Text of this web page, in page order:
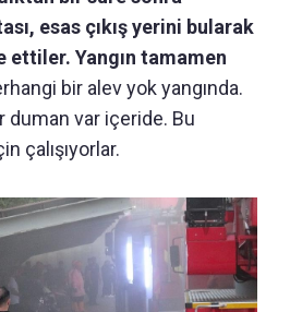
esas çıkış yerini bularak
ettiler. Yangın tamamen
bir alev yok yangında.
duman var içeride. Bu
çalışıyorlar.